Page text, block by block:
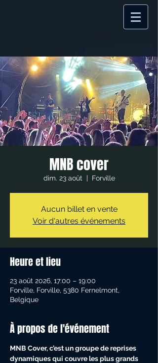
MNB cover
dim. 23 août
  |
Forville
Aucun billet en vente
Voir d'autres événements
Heure et lieu
23 août 2026, 17:00 – 19:00
Forville, Forville, 5380 Fernelmont,
Belgique
À propos de l'événement
MNB Cover, c’est un groupe de reprises
dynamiques qui couvre les plus grands